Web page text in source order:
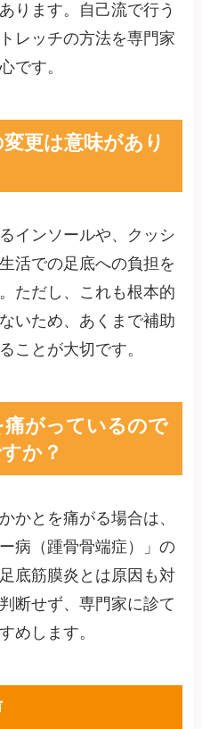
ります。自己流で行う
レッチの方法を専門家
です。
更は意味があり
インソールや、クッシ
活での足底への負担を
ただし、これも根本的
いため、あくまで補助
ことが大切です。
がっているので
か？
かとを痛がる場合は、
病（踵骨骨端症）」の
底筋膜炎とは原因も対
断せず、専門家に診て
めします。